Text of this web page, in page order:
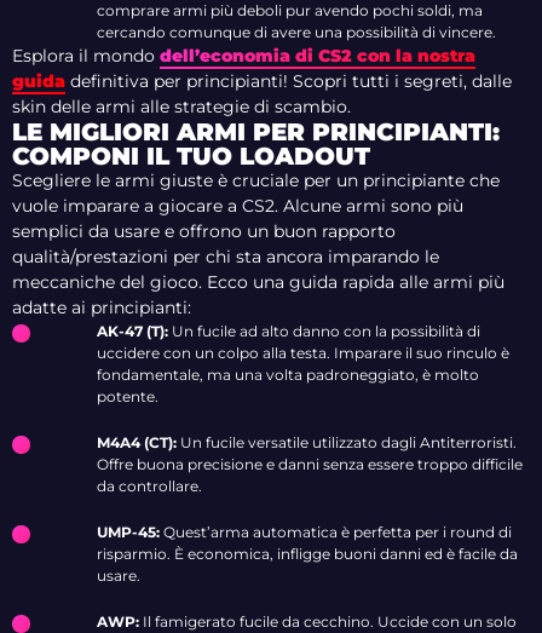
comprare armi più deboli pur avendo pochi soldi, ma
cercando comunque di avere una possibilità di vincere.
Esplora il mondo dell’economia di CS2 con la nostra
guida definitiva per principianti! Scopri tutti i segreti, dalle
skin delle armi alle strategie di scambio.
LE MIGLIORI ARMI PER PRINCIPIANTI:
COMPONI IL TUO LOADOUT
Scegliere le armi giuste è cruciale per un principiante che
vuole imparare a giocare a CS2. Alcune armi sono più
semplici da usare e offrono un buon rapporto
qualità/prestazioni per chi sta ancora imparando le
meccaniche del gioco. Ecco una guida rapida alle armi più
adatte ai principianti:
AK-47 (T): Un fucile ad alto danno con la possibilità di
uccidere con un colpo alla testa. Imparare il suo rinculo è
fondamentale, ma una volta padroneggiato, è molto
potente.
M4A4 (CT): Un fucile versatile utilizzato dagli Antiterroristi.
Offre buona precisione e danni senza essere troppo difficile
da controllare.
UMP-45: Quest’arma automatica è perfetta per i round di
risparmio. È economica, infligge buoni danni ed è facile da
usare.
AWP: Il famigerato fucile da cecchino. Uccide con un solo